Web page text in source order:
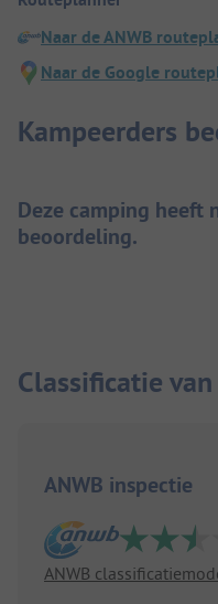
Naar de ANWB
Naar de Google
Kampeerders
Deze camping heeft
beoordeling.
Classificatie
ANWB inspectie
ANWB